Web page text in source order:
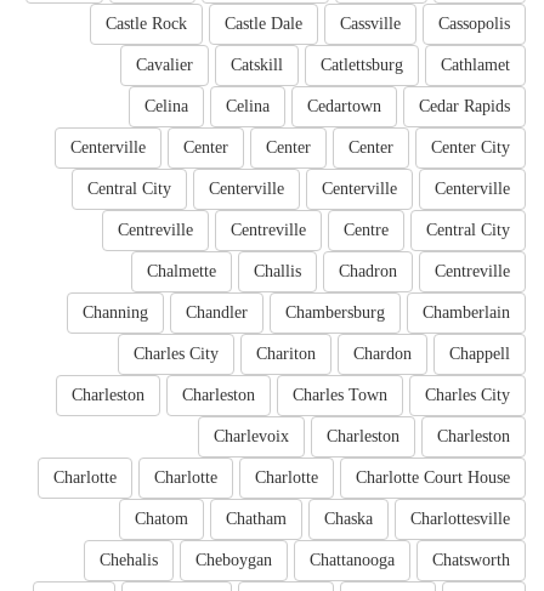
Cassopolis
Cassville
Castle Dale
Castle Rock
Cathlamet
Catlettsburg
Catskill
Cavalier
Cedar Rapids
Cedartown
Celina
Celina
Center City
Center
Center
Center
Centerville
Centerville
Centerville
Centerville
Central City
Central City
Centre
Centreville
Centreville
Centreville
Chadron
Challis
Chalmette
Chamberlain
Chambersburg
Chandler
Channing
Chappell
Chardon
Chariton
Charles City
Charles City
Charles Town
Charleston
Charleston
Charleston
Charleston
Charlevoix
Charlotte Court House
Charlotte
Charlotte
Charlotte
Charlottesville
Chaska
Chatham
Chatom
Chatsworth
Chattanooga
Cheboygan
Chehalis